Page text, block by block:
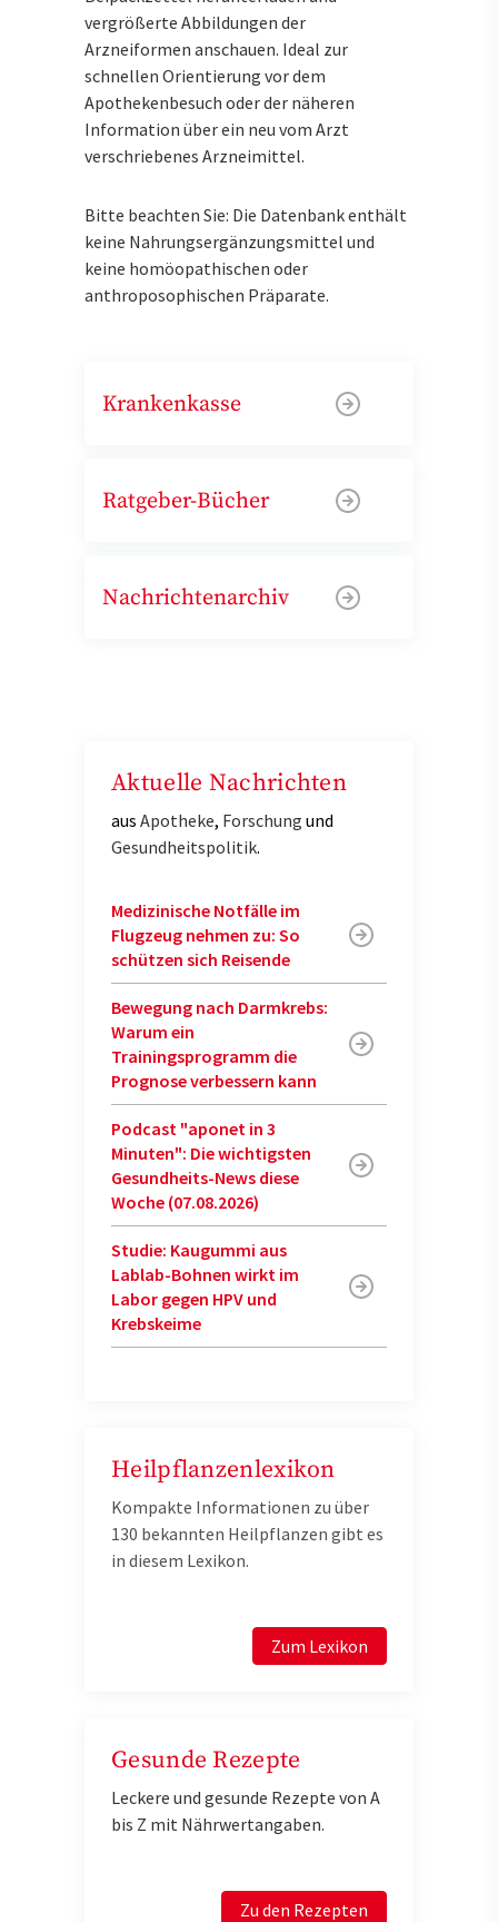
vergrößerte Abbildungen der
Arzneiformen anschauen. Ideal zur
schnellen Orientierung vor dem
Apothekenbesuch oder der näheren
Information über ein neu vom Arzt
verschriebenes Arzneimittel.
Bitte beachten Sie: Die Datenbank enthält
keine Nahrungsergänzungsmittel und
keine homöopathischen oder
anthroposophischen Präparate.
Krankenkasse
Ratgeber-Bücher
Nachrichtenarchiv
Aktuelle Nachrichten
aus Apotheke, Forschung und
Gesundheitspolitik.
Medizinische Notfälle im
Flugzeug nehmen zu: So
schützen sich Reisende
Bewegung nach Darmkrebs:
Warum ein
Trainingsprogramm die
Prognose verbessern kann
Podcast "aponet in 3
Minuten": Die wichtigsten
Gesundheits-News diese
Woche (07.08.2026)
Studie: Kaugummi aus
Lablab-Bohnen wirkt im
Labor gegen HPV und
Krebskeime
Heilpflanzenlexikon
Kompakte Informationen zu über
130 bekannten Heilpflanzen gibt es
in diesem Lexikon.
Zum Lexikon
Gesunde Rezepte
Leckere und gesunde Rezepte von A
bis Z mit Nährwertangaben.
Zu den Rezepten